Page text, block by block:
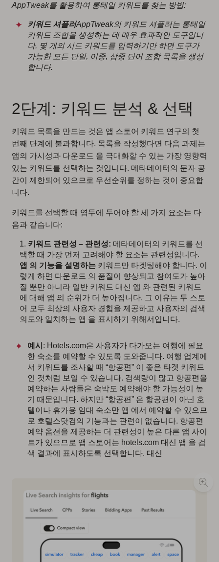
AppTweak를 활용하여 롱테일 키워드를 찾는 방법:
키워드 셔플러AppTweak의 키워드 셔플러는 롱테일
키워드 조합을 생성하는 데 매우 효과적인 도구입니
다. 몇 개의 시드 키워드를 입력하기만 하면 도구가
가능한 모든 단일, 이중, 삼중 단어 조합 목록을 생성
합니다.
2단계: 키워드 분석 & 선택
키워드 목록을 만드는 것은 앱 스토어 키워드 연구의 첫
번째 단계에 불과합니다. 목록을 작성했다면 다음 과제는
앱의 가시성과 다운로드 을 극대화할 수 있는 가장 영향력
있는 키워드를 선택하는 것입니다. 메타데이터의 문자 공
간이 제한되어 있으므로 우선순위를 정하는 것이 중요합
니다.
키워드를 선택할 때 염두에 두어야 할 세 가지 요소는 다
음과 같습니다:
키워드 관련성 – 관련성: 메타데이터의 키워드를 선
택할 때 가장 먼저 고려해야 할 요소는 관련성입니다.
앱 의 기능을 설명하는 키워드만 타겟팅해야 합니다. 이
렇게 하면 다운로드 의 품질이 향상되고 참여도가 높아
질 뿐만 아니라 일반 키워드 대신 앱 와 관련된 키워드
에 대해 앱 의 순위가 더 높아집니다. 그 이유는 두 스토
어 모두 최상의 사용자 경험을 제공하고 사용자의 검색
의도와 일치하는 앱 을 표시하기 위해서입니다.
예시 : Hotels.com은 사용자가 다가오는 여행에 필요
한 숙소를 예약할 수 있도록 도와줍니다. 여행 업계에
서 키워드를 조사할 때 “항공편” 이 좋은 타겟 키워드
인 것처럼 보일 수 있습니다. 검색량이 많고 항공편을
예약하는 사람들은 숙박도 예약해야 할 가능성이 높
기 때문입니다. 하지만 “항공편” 은 항공편이 아닌 호
텔이나 휴가용 임대 숙소만 앱 에서 예약할 수 있으므
로 호텔스닷컴의 기능과는 관련이 없습니다. 항공편
예약 옵션을 제공하는 더 관련성이 높은 다른 앱 사이
트가 있으므로 앱 스토어는 hotels.com 대신 앱 을 검
색 결과에 표시하도록 선택합니다. 대신